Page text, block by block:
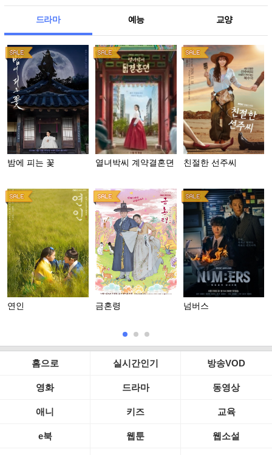
드라마 예능 교양
밤에 피는 꽃 열녀박씨 계약결혼뎐 친절한 선주씨
연인 금혼령 넘버스
홈으로 실시간인기 방송VOD
영화 드라마 동영상
애니 키즈 교육
e북 웹툰 웹소설